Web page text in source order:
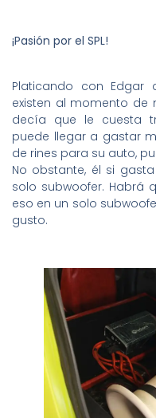
¡Pasión por el SPL!
Platicando con Edgar
existen al momento de
decía que le cuesta
puede llegar a gastar
de rines para su auto,
No obstante, él si
solo subwoofer. Habrá
eso en un solo
gusto.